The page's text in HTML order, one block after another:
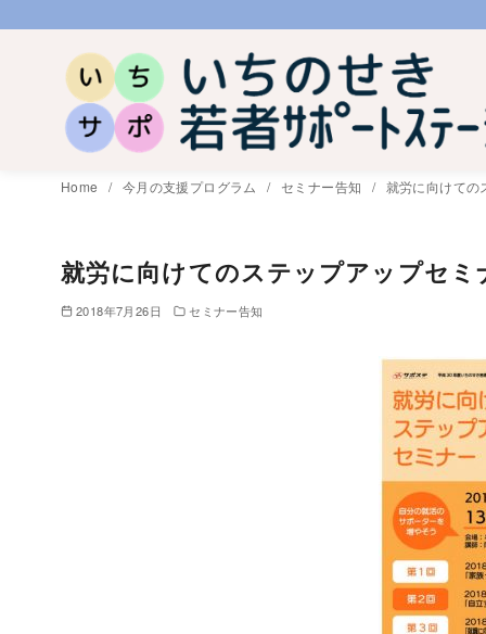
Home 今月の支援プログラム セミナー告知 就労に向けての
就労に向けてのステップアップセミ
2018年7月26日 セミナー告知